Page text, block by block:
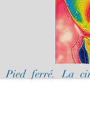
Pied ferré. La